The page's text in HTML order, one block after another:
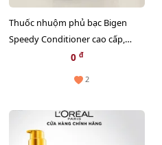
Thuốc nhuộm phủ bạc Bigen
Speedy Conditioner cao cấp,
nhanh và đẹp - Nâu đen
0 đ
2